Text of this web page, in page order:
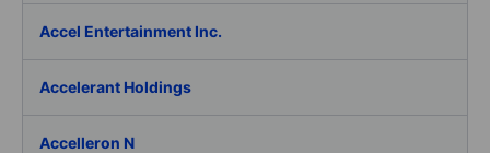
Accel Entertainment Inc.
Accelerant Holdings
Accelleron N